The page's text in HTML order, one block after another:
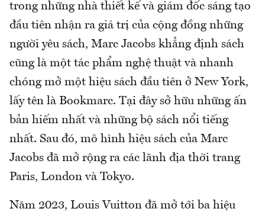
trong những nhà thiết kế và giám đốc sáng tạo
đầu tiên nhận ra giá trị của cộng đồng những
người yêu sách, Marc Jacobs khẳng định sách
cũng là một tác phẩm nghệ thuật và nhanh
chóng mở một hiệu sách đầu tiên ở New York,
lấy tên là Bookmarc. Tại đây sở hữu những ấn
bản hiếm nhất và những bộ sách nổi tiếng
nhất. Sau đó, mô hình hiệu sách của Marc
Jacobs đã mở rộng ra các lãnh địa thời trang
Paris, London và Tokyo.
Năm 2023, Louis Vuitton đã mở tới ba hiệu